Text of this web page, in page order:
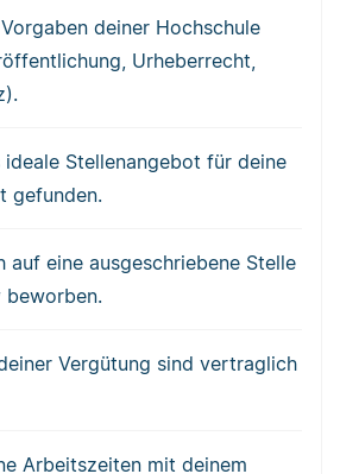
deiner Hochschule
Urheberrecht,
ideale Stellenangebot für deine
gefunden.
auf eine ausgeschriebene Stelle
Vergütung sind vertraglich
Arbeitszeiten mit deinem